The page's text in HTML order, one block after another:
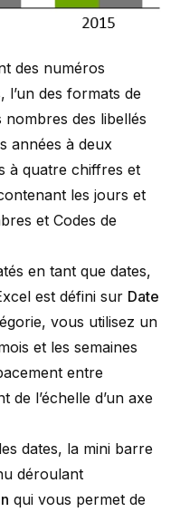
des numéros
l’un des formats de
des libellés
années à deux
à quatre chiffres et
les jours et
et Codes de
en tant que dates,
est défini sur Date
vous utilisez un
et les semaines
entre
de l’échelle d’un axe
dates, la mini barre
déroulant
qui vous permet de